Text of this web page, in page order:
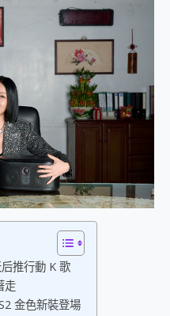
箱 評測
式生活新體驗
開箱 評測
推行動 K 歌
走
金色新裝登場